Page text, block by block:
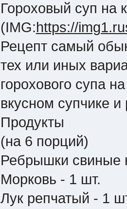
Гороховый суп на
(IMG:https://
Рецепт самый
тех или иных
горохового супа
вкусном супчике и
Продукты
(на 6 порций)
Ребрышки свиные
Морковь - 1 шт.
Лук репчатый - 1